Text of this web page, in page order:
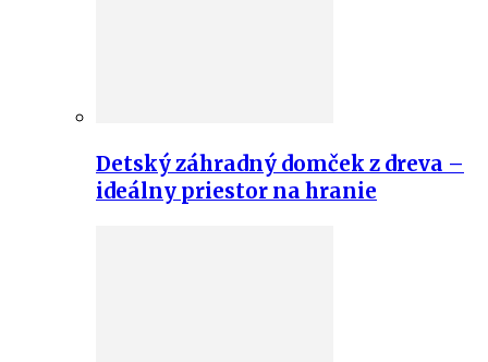
Detský záhradný domček z dreva –
ideálny priestor na hranie